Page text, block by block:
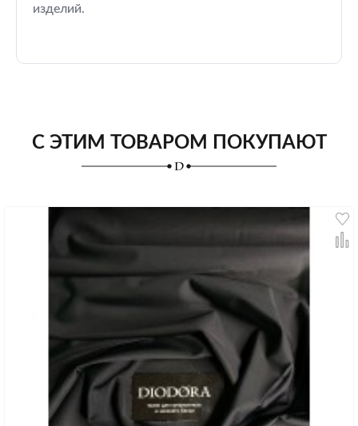
изделий.
С ЭТИМ ТОВАРОМ ПОКУПАЮТ